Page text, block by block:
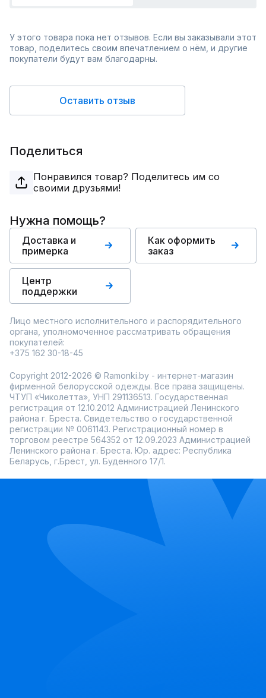
У этого товара пока нет отзывов. Если вы заказывали этот
товар, поделитесь своим впечатлением о нём, и другие
покупатели будут вам благодарны.
Оставить отзыв
Поделиться
Понравился товар? Поделитесь им со
своими друзьями!
Нужна помощь?
Доставка и
примерка
Как оформить
заказ
Центр
поддержки
Лицо местного исполнительного и распорядительного
органа, уполномоченное рассматривать обращения
покупателей:
+375 162 30-18-45
Copyright 2012-2026 © Ramonki.by - интернет-магазин
фирменной белорусской одежды. Все права защищены.
ЧТУП «Чиколетта», УНП 291136513. Государственная
регистрация от 12.10.2012 Администрацией Ленинского
района г. Бреста. Свидетельство о государственной
регистрации № 0061143. Регистрационный номер в
торговом реестре 564352 от 12.09.2023 Администрацией
Ленинского района г. Бреста. Юр. адрес: Республика
Беларусь, г.Брест, ул. Буденного 17/1.